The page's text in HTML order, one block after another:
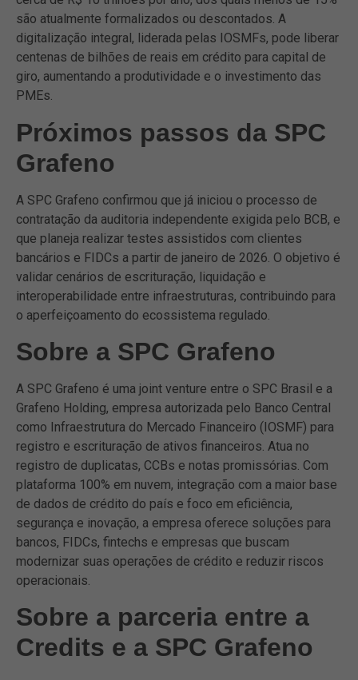
são atualmente formalizados ou descontados. A
digitalização integral, liderada pelas IOSMFs, pode liberar
centenas de bilhões de reais em crédito para capital de
giro, aumentando a produtividade e o investimento das
PMEs.
Próximos passos da SPC
Grafeno
A SPC Grafeno confirmou que já iniciou o processo de
contratação da auditoria independente exigida pelo BCB, e
que planeja realizar testes assistidos com clientes
bancários e FIDCs a partir de janeiro de 2026. O objetivo é
validar cenários de escrituração, liquidação e
interoperabilidade entre infraestruturas, contribuindo para
o aperfeiçoamento do ecossistema regulado.
Sobre a SPC Grafeno
A SPC Grafeno é uma joint venture entre o SPC Brasil e a
Grafeno Holding, empresa autorizada pelo Banco Central
como Infraestrutura do Mercado Financeiro (IOSMF) para
registro e escrituração de ativos financeiros. Atua no
registro de duplicatas, CCBs e notas promissórias. Com
plataforma 100% em nuvem, integração com a maior base
de dados de crédito do país e foco em eficiência,
segurança e inovação, a empresa oferece soluções para
bancos, FIDCs, fintechs e empresas que buscam
modernizar suas operações de crédito e reduzir riscos
operacionais.
Sobre a parceria entre a
Credits e a SPC Grafeno